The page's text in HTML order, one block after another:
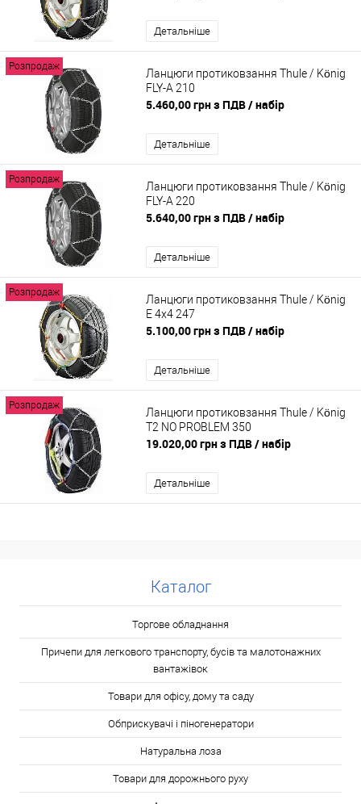
Детальніше
Розпродаж
Ланцюги протиковзання Thule / König
FLY-A 210
5.460,00 грн з ПДВ/ набір
Детальніше
Розпродаж
Ланцюги протиковзання Thule / König
FLY-A 220
5.640,00 грн з ПДВ/ набір
Детальніше
Розпродаж
Ланцюги протиковзання Thule / König
E 4x4 247
5.100,00 грн з ПДВ/ набір
Детальніше
Розпродаж
Ланцюги протиковзання Thule / König
T2 NO PROBLEM 350
19.020,00 грн з ПДВ/ набір
Детальніше
Каталог
Торгове обладнання
Причепи для легкового транспорту, бусів та малотонажних
вантажівок
Товари для офісу, дому та саду
Обприскувачі і піногенератори
Натуральна лоза
Товари для дорожнього руху